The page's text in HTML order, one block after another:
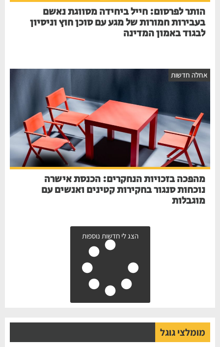
הותר לפרסום: חייל ביחידה מסווגת נאשם
בעבירות חמורות של מגע עם סוכן חוץ וניסיון
לבגוד באמון המדינה
אחלה חדשות
מהפכה בזכויות הנחקרים: הכנסת אישרה
נוכחות סנגור בחקירות קטינים ואנשים עם
מוגבלות
הצג לי חדשות נוספות
מומלצי גוגל